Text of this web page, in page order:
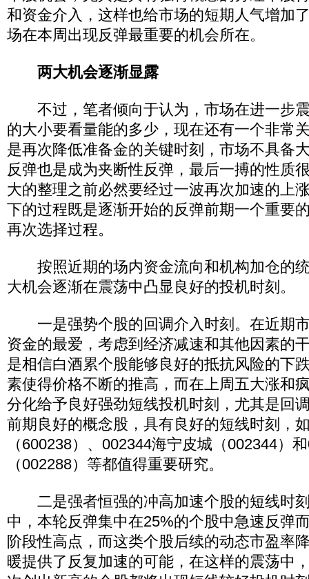
和资金介入，这样也给市场的短期人气增加
场在本周出现反弹最重要的机会所在。
两大机会逐渐显露
不过，笔者倾向于认为，市场在进一步
的大小要看量能的多少，现在还有一个非常
是再次降低准备金的关键时刻，市场不具备
反弹也是成为夹断性反弹，最后一搏的性质
大的整理之前必然要经过一波再次加速的上
下的过程既是逐渐开始的反弹前期一个重要
再次选择过程。
按照近期的场内资金流向和机构加仓的
大机会逐渐在震荡中凸显良好的投机时刻。
一是强势个股的回调介入时刻。在近期
资金的最爱，考虑到经济减速和其他因素的
是相信白酒累个股能够良好的抵抗风险的下
素使得价格不断的推高，而在上周五大涨和
分化给予良好强劲短线投机时刻，尤其是回
前期良好的概念股，具有良好的短线时刻，
（600238）、002344海宁皮城（002344）
（002288）等都值得重要研究。
二是强者恒强的冲高加速个股的短线时
中，本轮反弹集中在25%的个股中急速反弹
阶段性高点，而这类个股后续的动态市盈率
暖提供了反复加速的可能，在这样的震荡中